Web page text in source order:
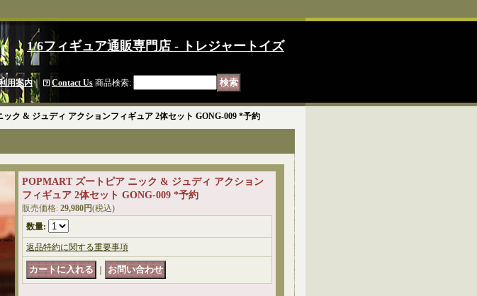
1/6フィギュア通販専門店 - トレジャートイズ
用案内｜ Contact Us 商品検索:
ク & ジュディ アクションフィギュア 2体セット GONG-009 *予約
POPMART ズートピア ニック & ジュディ アクション
フィギュア 2体セット GONG-009 *予約
販売価格: 29,980円(税込)
数量:
返品特約に関する重要事項